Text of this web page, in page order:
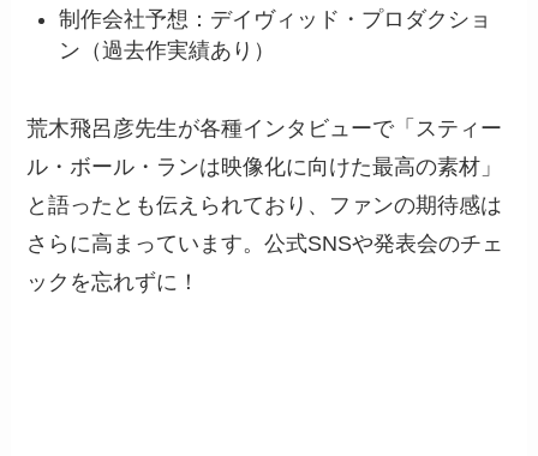
制作会社予想：デイヴィッド・プロダクショ
ン（過去作実績あり）
荒木飛呂彦先生が各種インタビューで「スティー
ル・ボール・ランは映像化に向けた最高の素材」
と語ったとも伝えられており、ファンの期待感は
さらに高まっています。公式SNSや発表会のチェ
ックを忘れずに！